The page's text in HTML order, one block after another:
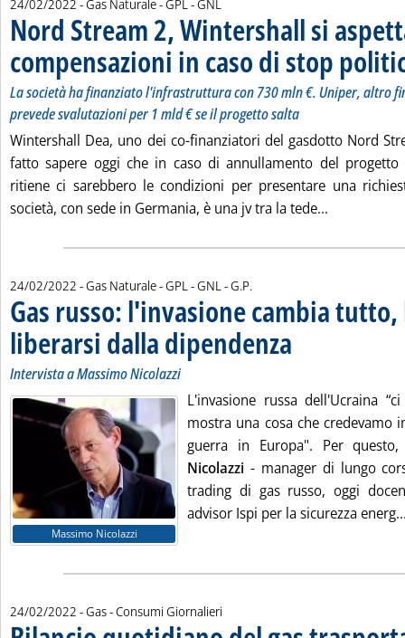
24/02/2022 - Gas Naturale - GPL - GNL
Nord Stream 2, Wintershall si
compensazioni in caso di stop
La società ha finanziato l'infrastruttura con 730 mln €. Uniper, altro
prevede svalutazioni per 1 mld € se il progetto salta
Wintershall Dea, uno dei co-finanziatori del gasdotto Nord
fatto sapere oggi che in caso di annullamento del progetto
ritiene ci sarebbero le condizioni per presentare una
società, con sede in Germania, è una jv tra la tede...
24/02/2022 - Gas Naturale - GPL - GNL -di:
G.P.
Gas russo: l'invasione cambia
liberarsi dalla dipendenza
Intervista a Massimo Nicolazzi
Massimo Nicolazzi
L'invasione russa dell'Ucraina
mostra una cosa che credevamo
guerra in Europa". Per
Nicolazzi - manager di lungo
trading di gas russo, oggi
advisor Ispi per la sicurezza
24/02/2022 - Gas - Consumi Giornalieri